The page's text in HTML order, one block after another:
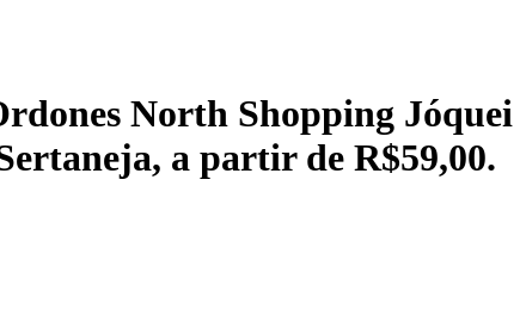
North Shopping
a partir de R$59,00.